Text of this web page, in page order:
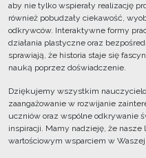
aby nie tylko wspierały realizację
również pobudzały ciekawość,
odkrywców. Interaktywne formy
działania plastyczne oraz
sprawiają, że historia staje się
nauką poprzez doświadczenie.
Dziękujemy wszystkim
zaangażowanie w rozwijanie
uczniów oraz wspólne odkrywanie
inspiracji. Mamy nadzieję, że
wartościowym wsparciem w